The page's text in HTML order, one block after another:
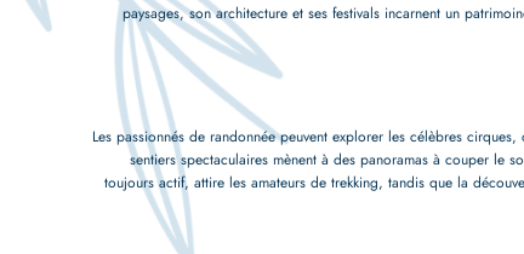
paysages, son architecture et ses festivals incarnent un
Les passionnés de randonnée peuvent explorer les célèbres
sentiers spectaculaires mènent à des panoramas à couper le
toujours actif, attire les amateurs de trekking, tandis que la